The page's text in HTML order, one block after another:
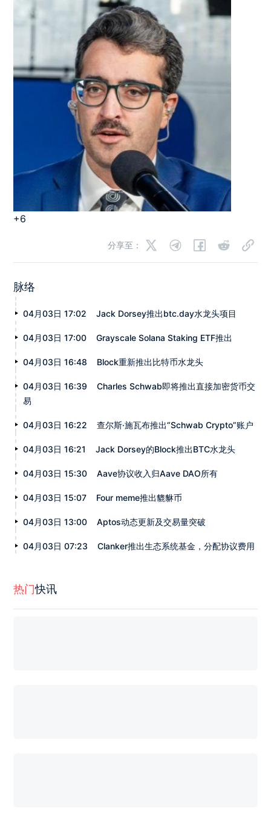
+6
分享至：
脉络
04月03日 17:02 Jack Dorsey推出btc.day水龙头项目
04月03日 17:00 Grayscale Solana Staking ETF推出
04月03日 16:48 Block重新推出比特币水龙头
04月03日 16:39
Charles Schwab即将推出直接加密货币交
易
04月03日 16:22 查尔斯·施瓦布推出“Schwab Crypto”账户
04月03日 16:21 Jack Dorsey的Block推出BTC水龙头
04月03日 15:30 Aave协议收入归Aave DAO所有
04月03日 15:07 Four meme推出貔貅币
04月03日 13:00 Aptos动态更新及交易量突破
04月03日 07:23 Clanker推出生态系统基金，分配协议费用
热门快讯